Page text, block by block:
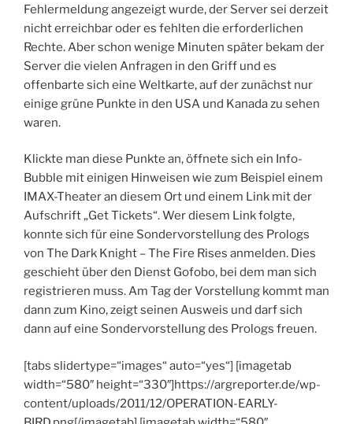
Fehlermeldung angezeigt wurde, der Server sei derzeit
nicht erreichbar oder es fehlten die erforderlichen
Rechte. Aber schon wenige Minuten später bekam der
Server die vielen Anfragen in den Griff und es
offenbarte sich eine Weltkarte, auf der zunächst nur
einige grüne Punkte in den USA und Kanada zu sehen
waren.
Klickte man diese Punkte an, öffnete sich ein Info-
Bubble mit einigen Hinweisen wie zum Beispiel einem
IMAX-Theater an diesem Ort und einem Link mit der
Aufschrift „Get Tickets“. Wer diesem Link folgte,
konnte sich für eine Sondervorstellung des Prologs
von The Dark Knight – The Fire Rises anmelden. Dies
geschieht über den Dienst Gofobo, bei dem man sich
registrieren muss. Am Tag der Vorstellung kommt man
dann zum Kino, zeigt seinen Ausweis und darf sich
dann auf eine Sondervorstellung des Prologs freuen.
[tabs slidertype=“images“ auto=“yes“] [imagetab
width=“580″ height=“330″]https://argreporter.de/wp-
content/uploads/2011/12/OPERATION-EARLY-